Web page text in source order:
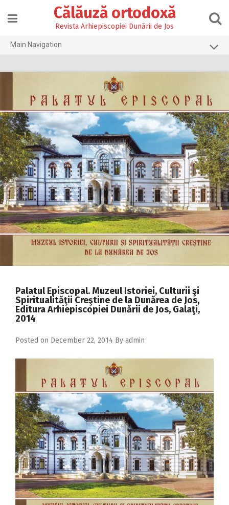
content
Călăuză ortodoxă
Revista Arhiepiscopiei Dunării de Jos
Main Navigation
2024
2023
2022
2021
2020
2019
2018
2015
2014
2009
Palatul Episcopal. Muzeul Istoriei, Culturii şi
Spiritualităţii Creştine de la Dunărea de Jos,
Editura Arhiepiscopiei Dunării de Jos, Galaţi,
2014
Posted on December 22, 2014 By admin